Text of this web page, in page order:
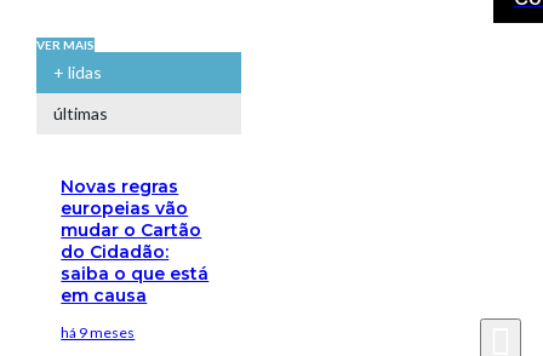
VER MAIS
+ lidas
últimas
Novas regras
europeias vão
mudar o Cartão
do Cidadão:
saiba o que está
em causa
há 9 meses